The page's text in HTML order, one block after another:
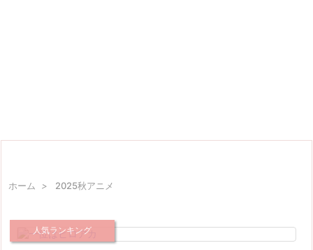
ホーム > 2025秋アニメ
人気ランキング